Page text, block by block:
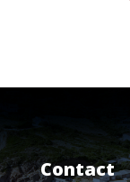
Contact